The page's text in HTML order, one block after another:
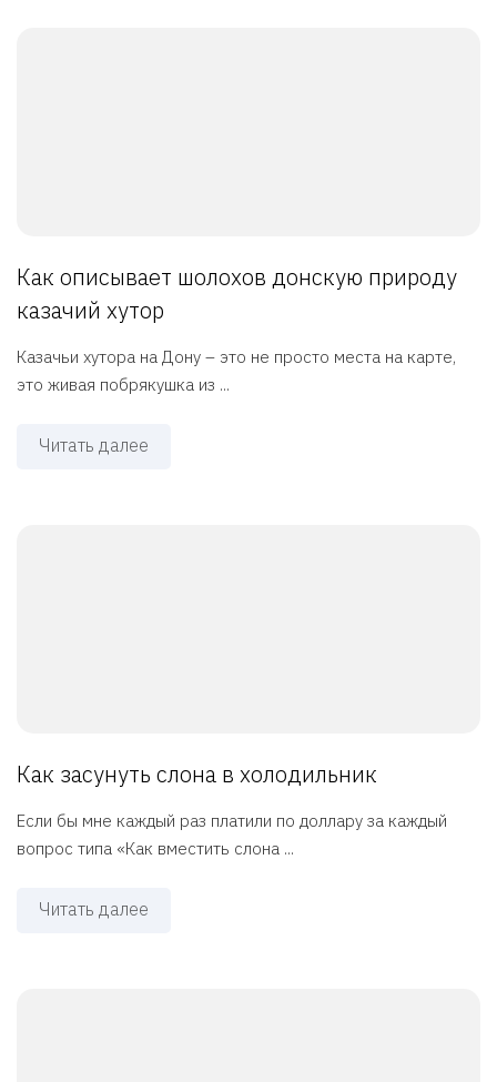
Как описывает шолохов донскую природу
казачий хутор
Казачьи хутора на Дону – это не просто места на карте,
это живая побрякушка из ...
Читать далее
Как засунуть слона в холодильник
Если бы мне каждый раз платили по доллару за каждый
вопрос типа «Как вместить слона ...
Читать далее